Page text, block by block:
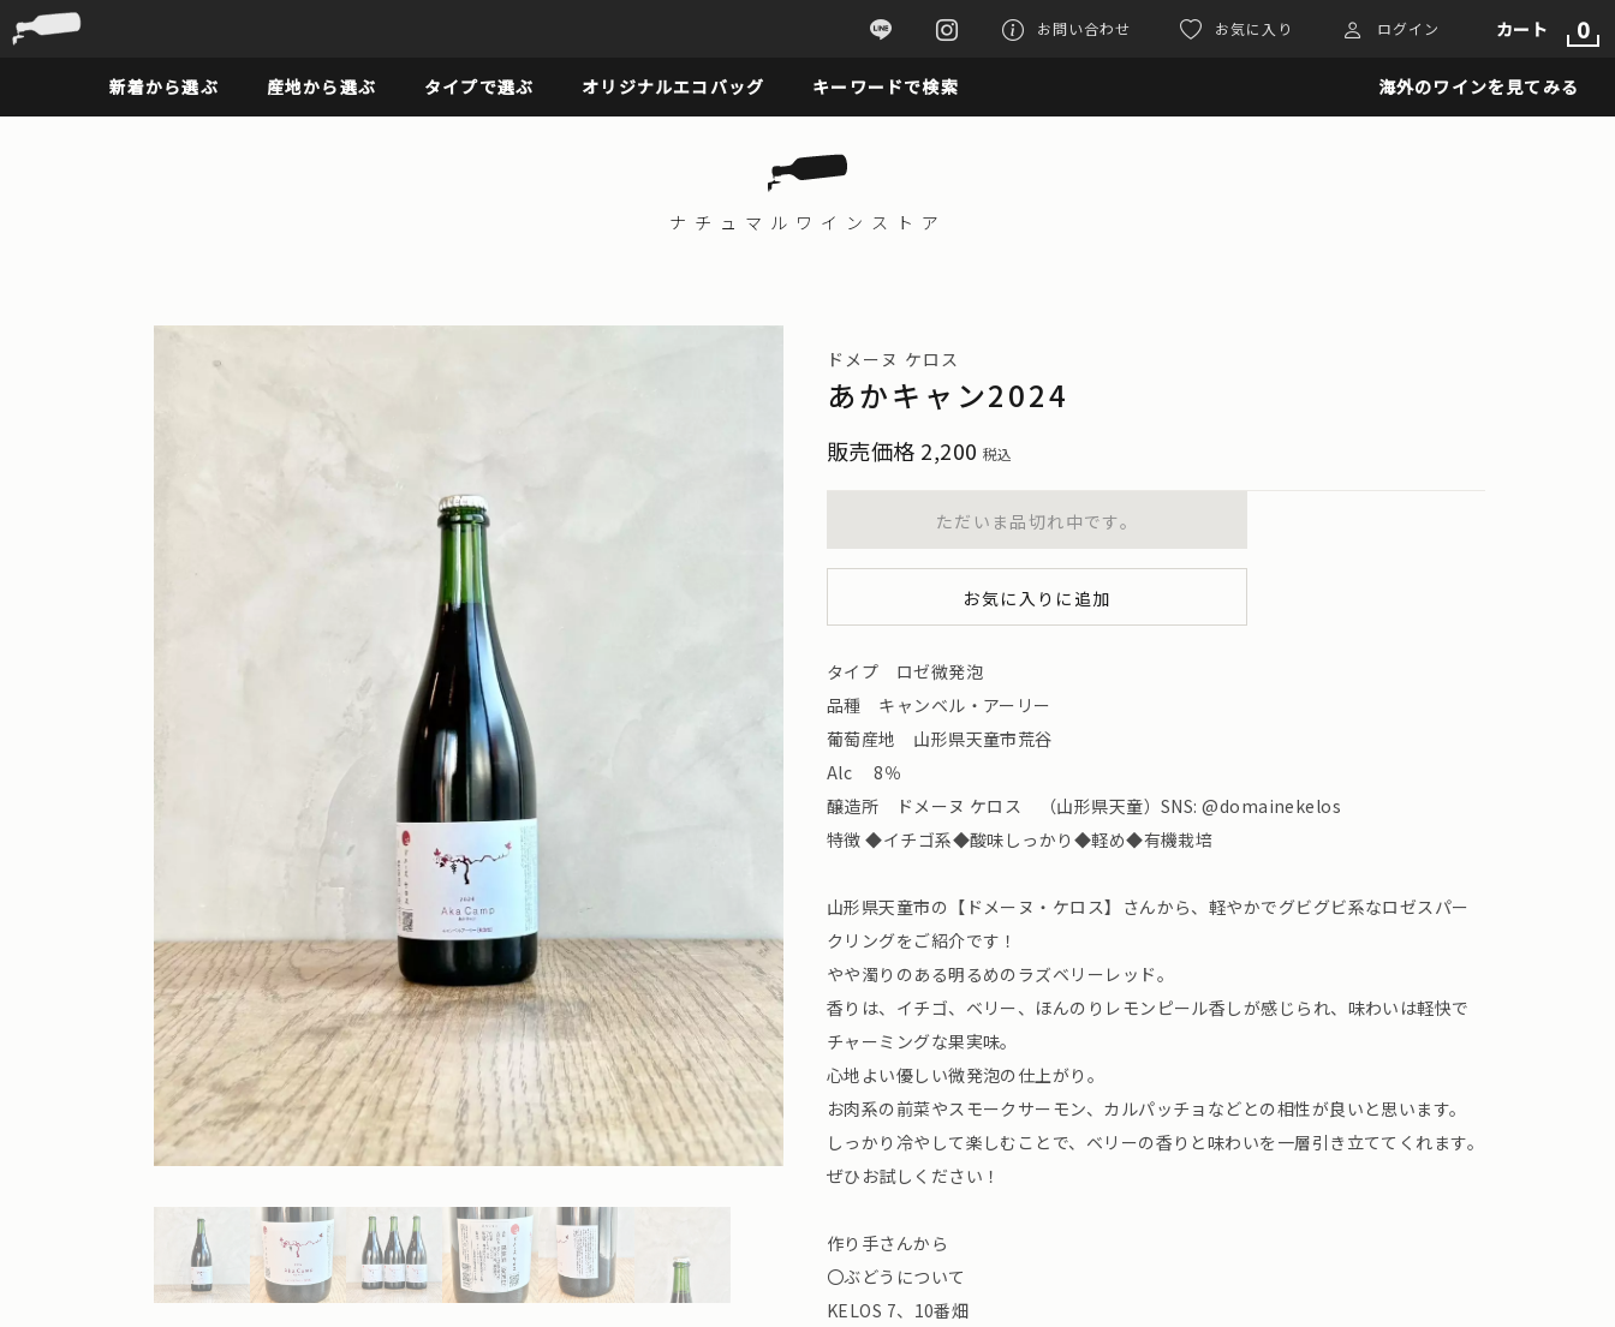
お問い合わせ お気に入り ログイン カート 0
新着から選ぶ 産地から選ぶ タイプで選ぶ オリジナルエコバッグ キーワードで検索 海外のワインを見てみる
ナチュマル ワインストア
ドメーヌ ケロス
あかキャン2024
販売価格 2,200 税込
ただいま品切れ中です。
お気に入りに追加
タイプ ロゼ微発泡
品種 キャンベル・アーリー
葡萄産地 山形県天童市荒谷
Alc 8％
醸造所 ドメーヌ ケロス （山形県天童）SNS: @domainekelos
特徴 ◆イチゴ系◆酸味しっかり◆軽め◆有機栽培
山形県天童市の【ドメーヌ・ケロス】さんから、軽やかでグビグビ系なロゼスパー
クリングをご紹介です！
やや濁りのある明るめのラズベリーレッド。
香りは、イチゴ、ベリー、ほんのりレモンピール香しが感じられ、味わいは軽快で
チャーミングな果実味。
心地よい優しい微発泡の仕上がり。
お肉系の前菜やスモークサーモン、カルパッチョなどとの相性が良いと思います。
しっかり冷やして楽しむことで、ベリーの香りと味わいを一層引き立ててくれます。
ぜひお試しください！
作り手さんから
〇ぶどうについて
KELOS 7、10番畑